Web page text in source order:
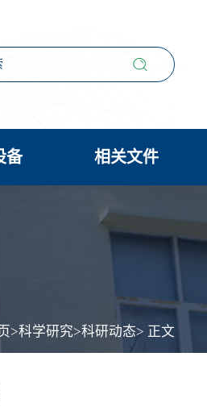
备 相关文件
>科学研究>科研动态> 正文